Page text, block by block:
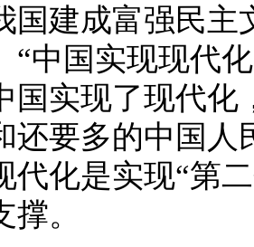
国建成富强民
“中国实现现代
国实现了现代
还要多的中国人
代化是实现“第
。